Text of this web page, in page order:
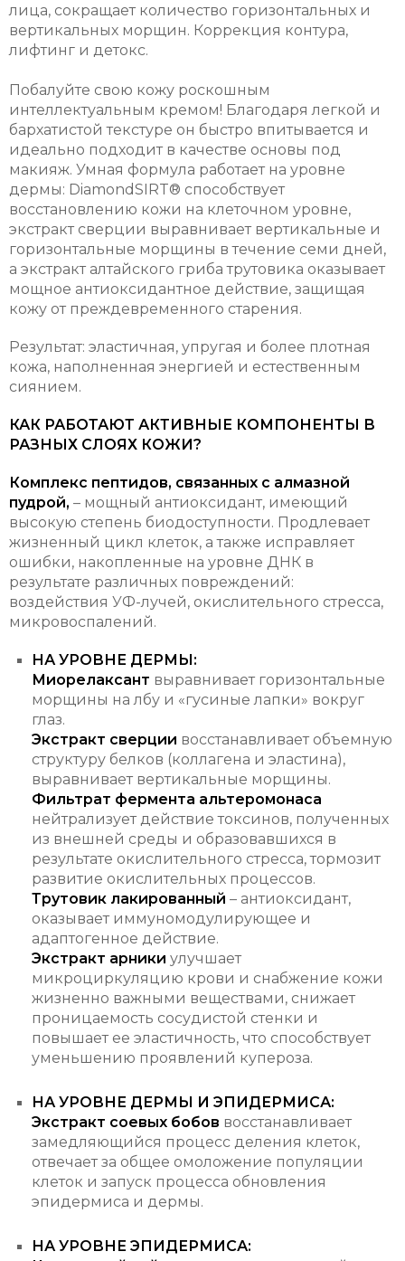
лица, сокращает количество горизонтальных и
вертикальных морщин. Коррекция контура,
лифтинг и детокс.
Побалуйте свою кожу роскошным
интеллектуальным кремом! Благодаря легкой и
бархатистой текстуре он быстро впитывается и
идеально подходит в качестве основы под
макияж. Умная формула работает на уровне
дермы: DiamondSIRT® способствует
восстановлению кожи на клеточном уровне,
экстракт сверции выравнивает вертикальные и
горизонтальные морщины в течение семи дней,
а экстракт алтайского гриба трутовика оказывает
мощное антиоксидантное действие, защищая
кожу от преждевременного старения.
Результат: эластичная, упругая и более плотная
кожа, наполненная энергией и естественным
сиянием.
КАК РАБОТАЮТ АКТИВНЫЕ КОМПОНЕНТЫ В
РАЗНЫХ СЛОЯХ КОЖИ?
Комплекс пептидов, связанных с алмазной
пудрой, – мощный антиоксидант, имеющий
высокую степень биодоступности. Продлевает
жизненный цикл клеток, а также исправляет
ошибки, накопленные на уровне ДНК в
результате различных повреждений:
воздействия УФ-лучей, окислительного стресса,
микровоспалений.
НА УРОВНЕ ДЕРМЫ:
Миорелаксант выравнивает горизонтальные
морщины на лбу и «гусиные лапки» вокруг
глаз.
Экстракт сверции восстанавливает объемную
структуру белков (коллагена и эластина),
выравнивает вертикальные морщины.
Фильтрат фермента альтеромонаса
нейтрализует действие токсинов, полученных
из внешней среды и образовавшихся в
результате окислительного стресса, тормозит
развитие окислительных процессов.
Трутовик лакированный – антиоксидант,
оказывает иммуномодулирующее и
адаптогенное действие.
Экстракт арники улучшает
микроциркуляцию крови и снабжение кожи
жизненно важными веществами, снижает
проницаемость сосудистой стенки и
повышает ее эластичность, что способствует
уменьшению проявлений купероза.
НА УРОВНЕ ДЕРМЫ И ЭПИДЕРМИСА:
Экстракт соевых бобов восстанавливает
замедляющийся процесс деления клеток,
отвечает за общее омоложение популяции
клеток и запуск процесса обновления
эпидермиса и дермы.
НА УРОВНЕ ЭПИДЕРМИСА: